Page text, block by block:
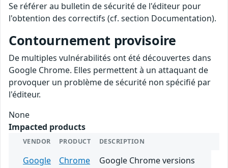
Se référer au bulletin de sécurité de l'éditeur pour
l'obtention des correctifs (cf. section Documentation).
Contournement provisoire
De multiples vulnérabilités ont été découvertes dans
Google Chrome. Elles permettent à un attaquant de
provoquer un problème de sécurité non spécifié par
l'éditeur.
None
Impacted products
VENDOR PRODUCT DESCRIPTION
Google Chrome
Google Chrome versions